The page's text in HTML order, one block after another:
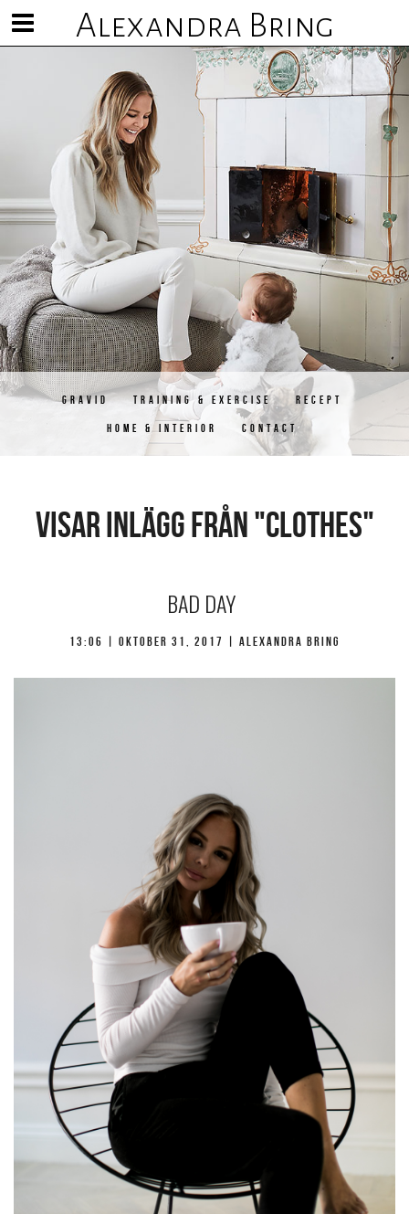
Alexandra Bring
Visa/göm
meny
GRAVID TRAINING & EXERCISE RECEPT
HOME & INTERIOR CONTACT
Visar inlägg från "clothes"
BAD DAY
13:06 | oktober 31, 2017 | Alexandra Bring